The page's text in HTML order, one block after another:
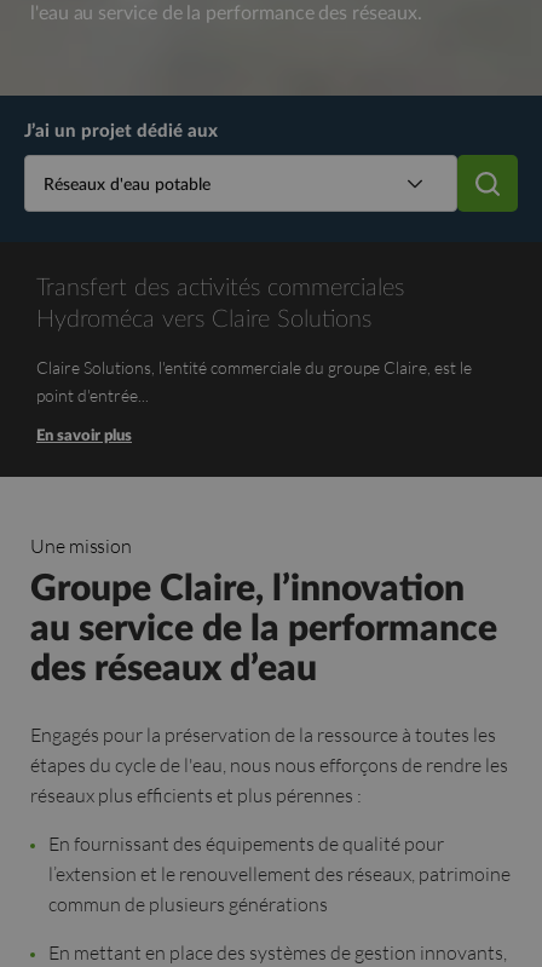
l'eau au service de la performance des réseaux.
J’ai un projet dédié aux
Transfert des activités commerciales
Hydroméca vers Claire Solutions
Claire Solutions, l'entité commerciale du groupe Claire, est le
point d'entrée...
En savoir plus
Une mission
Groupe Claire, l’innovation
au service de la performance
des réseaux d’eau
Engagés pour la préservation de la ressource à toutes les
étapes du cycle de l'eau, nous nous efforçons de rendre les
réseaux plus efficients et plus pérennes :
En fournissant des équipements de qualité pour
l’extension et le renouvellement des réseaux, patrimoine
commun de plusieurs générations
En mettant en place des systèmes de gestion innovants,